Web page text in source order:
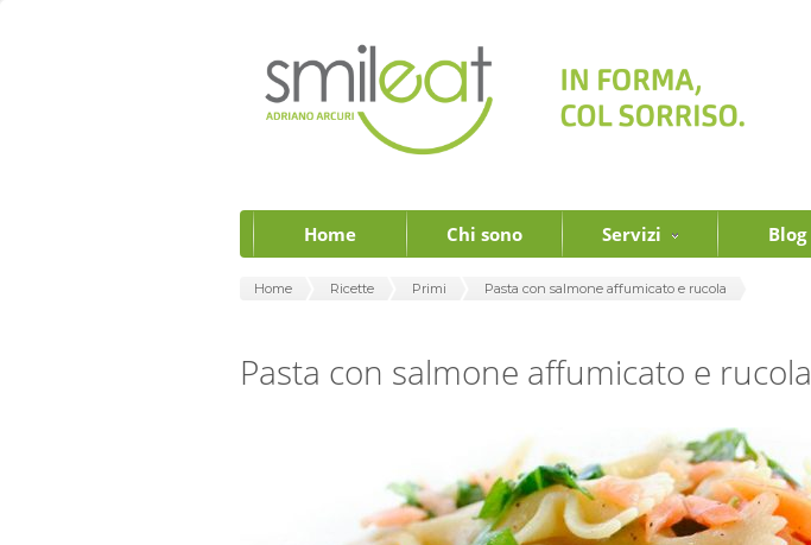
Home Chi sono Servizi Blog
Home Ricette Primi Pasta con salmone affumicato e rucola
Pasta con salmone affumicato e rucola